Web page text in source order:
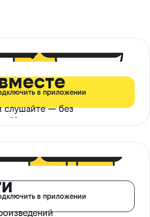
слушайте — без
в приложении
в приложении